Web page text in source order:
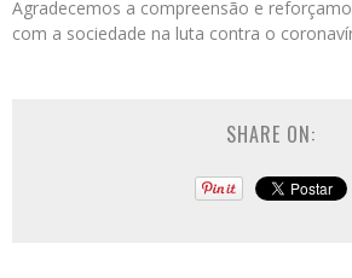
Agradecemos a compreensão e
com a sociedade na luta contra o
SHARE ON: